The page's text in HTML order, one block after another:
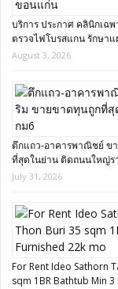
บริการ ประกาศ คลินิกเฉ
ตรวจไฟโบรสแกน รักษา
August 3, 2026
ตึกแถว-อาคารพาณิชย์ ข
ที่สุดในย่าน ติดถนนใหญ่ร
July 31, 2026
For Rent Ideo Sathorn
sqm 1BR Bathtub Min